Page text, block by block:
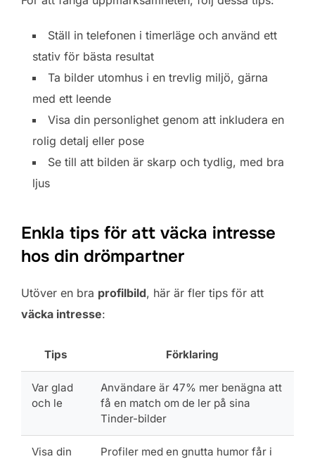
Ställ in telefonen i timerläge och använd ett
stativ för bästa resultat
Ta bilder utomhus i en trevlig miljö, gärna
med ett leende
Visa din personlighet genom att inkludera en
rolig detalj eller pose
Se till att bilden är skarp och tydlig, med bra
ljus
Enkla tips för att väcka intresse
hos din drömpartner
Utöver en bra profilbild, här är fler tips för att
väcka intresse:
Tips Förklaring
Var glad
och le
Användare är 47% mer benägna att
få en match om de ler på sina
Tinder-bilder
Visa din
Profiler med en gnutta humor får i